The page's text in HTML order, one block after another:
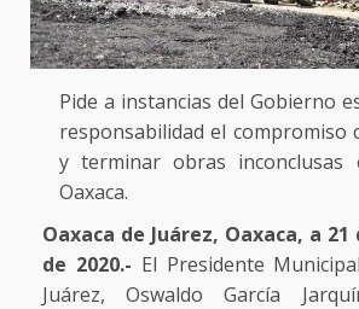
Pide a instancias del Gobierno
responsabilidad el compromiso
y terminar obras inconclusas
Oaxaca.
Oaxaca de Juárez, Oaxaca, a
de 2020.- El Presidente
Juárez, Oswaldo García